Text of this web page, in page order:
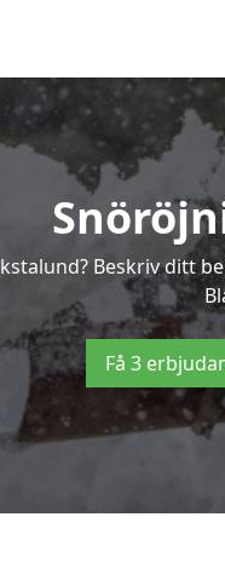
Beskriv ditt
Få 3